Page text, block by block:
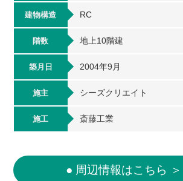
建物構造 RC
階数 地上10階建
築月日 2004年9月
施主 シーズクリエイト
施工 斎藤工業
● 周辺情報はこちら ＞